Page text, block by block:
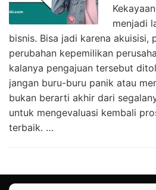
menjadi
bisnis. Bisa jadi karena akuisisi,
perubahan kepemilikan
kalanya pengajuan tersebut
jangan buru-buru panik atau
bukan berarti akhir dari
untuk mengevaluasi kembali
terbaik. …